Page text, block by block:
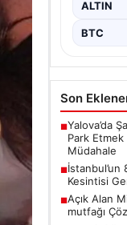
Son
■Yalova’da
Park
Müdahale
İstanbul’un
Kesintisi
Açık Alan
mutfağı
Messi,